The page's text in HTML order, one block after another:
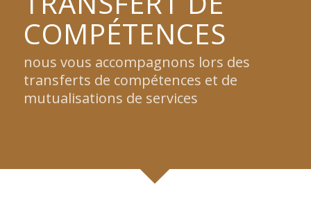
COMPÉTENCES
nous vous accompagnons lors des
transferts de compétences et de
mutualisations de services